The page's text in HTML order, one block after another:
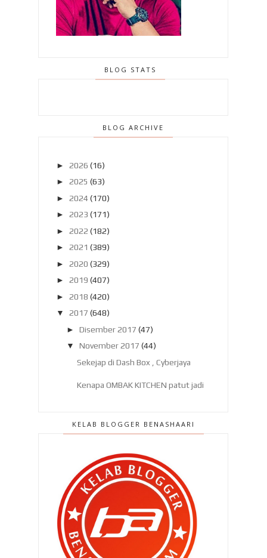
BLOG STATS
BLOG ARCHIVE
► 2026 (16)
► 2025 (63)
► 2024 (170)
► 2023 (171)
► 2022 (182)
► 2021 (389)
► 2020 (329)
► 2019 (407)
► 2018 (420)
▼
2017 (648)
► Disember 2017 (47)
▼
November 2017 (44)
Sekejap di Dash Box , Cyberjaya
Kenapa OMBAK KITCHEN patut jadi
Bila digigit pacat dan kenapa
kegatalannya berming...
Pengalaman menginap di PNB
Perdana Hotel & Suites ...
Gegar Vaganza 4 : Kecewa dengan
'kesombongan' mere...
Cuba ke 10 Binjai Restaurant atau
The 39 Restauran...
KELAB BLOGGER BENASHAARI